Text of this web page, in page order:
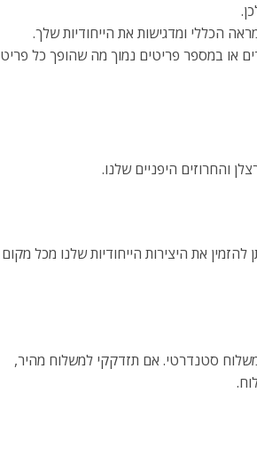
הכללי ומדגישות את הייחודיות שלך.
או במספר פריטים נמוך מה שהופך כל פריט
והחרוזים היפניים שלנו.
את היצירות הייחודיות שלנו מכל מקום
סטנדרטי. אם תזדקקי למשלוח מהיר,